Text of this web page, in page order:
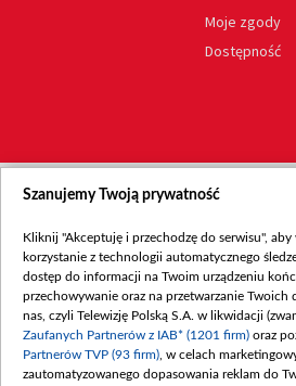
Moje zgody
Dostępność
Szanujemy Twoją prywatność
Kliknij "Akceptuję i przechodzę do serwisu", aby
korzystanie z technologii automatycznego
dostęp do informacji na Twoim urządzeniu
przechowywanie oraz na przetwarzanie Twoich
nas, czyli Telewizję Polską S.A. w likwidacji
Zaufanych Partnerów z IAB* (1201 firm) oraz
Partnerów TVP (93 firm) , w celach
zautomatyzowanego dopasowania reklam do